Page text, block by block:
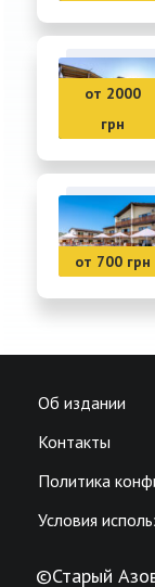
от 2000
грн
от 700 грн
Об издании
Контакты
Политика
Условия
©Старый